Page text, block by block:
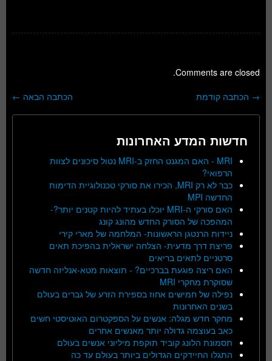
Comments are closed.
ניווט בפוסטים הכתבה הבאה ← → הכתבה קודמת
חדשות המדע האחרונות
MRI - האם המגנט החזק ב-MRI נטול סיכונים לצוות
הרפואי?
כבר לא רק MRI, הכירו את סורקי טכנולוגיית הדימות
החדשה MPI
האם סורקי ה-MRI יוכלו בעתיד להיות קטנים יותר?-
המהפכה של הסורק החדש מהונג קונג
ניידות הרנטגן הראשונות- המלחמה של מארי קירי
פריצת דרך מדעית- הצלחה ישראלית בהפיכת תאים
סרטניים לתאים בריאים
האם ריצה פוגעת בברכיים? - תוצאות מטא-אנליזה חדשה
שסוקרת מחקרי MRI
נפילה של חמישים אחוז בספירת הזרע של גברים בעולם
בשנים האחרונות
מחקר חדש מגלה: אנשים על הספקטרום האוטיסטי חשים
כאב בעוצמה גדולה יותר מאנשים אחרים
תסמונת הלונג קוביד תוקפת מיליוני אנשים בעולם
התגלו החיידקים הגדולים ביותר בעולם עד כה